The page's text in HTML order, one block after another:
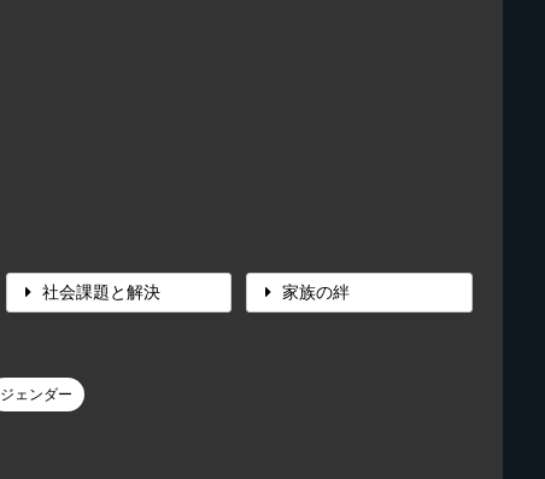
社会課題と解決 家族の絆
ジェンダー